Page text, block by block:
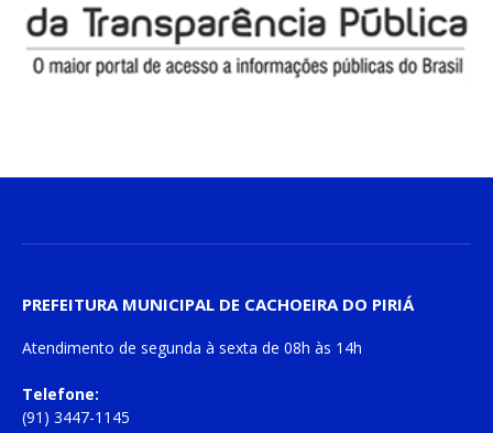
PREFEITURA MUNICIPAL DE CACHOEIRA DO PIRIÁ
Atendimento de segunda à sexta de 08h às 14h
Telefone:
(91) 3447-1145